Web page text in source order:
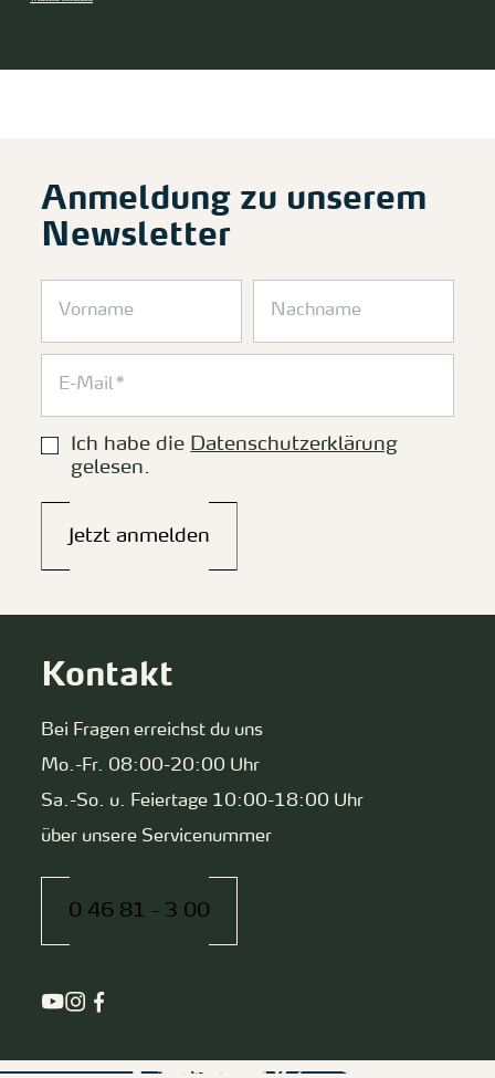
Anmeldung zu unserem
Newsletter
Ich habe die Datenschutzerklärung
gelesen.
Jetzt anmelden
Kontakt
Bei Fragen erreichst du uns
Mo.-Fr. 08:00-20:00 Uhr
Sa.-So. u. Feiertage 10:00-18:00 Uhr
über unsere Servicenummer
0 46 81 - 3 00